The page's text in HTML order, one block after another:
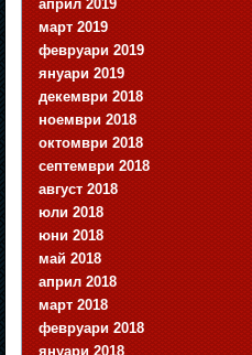
април 2019
март 2019
февруари 2019
януари 2019
декември 2018
ноември 2018
октомври 2018
септември 2018
август 2018
юли 2018
юни 2018
май 2018
април 2018
март 2018
февруари 2018
януари 2018